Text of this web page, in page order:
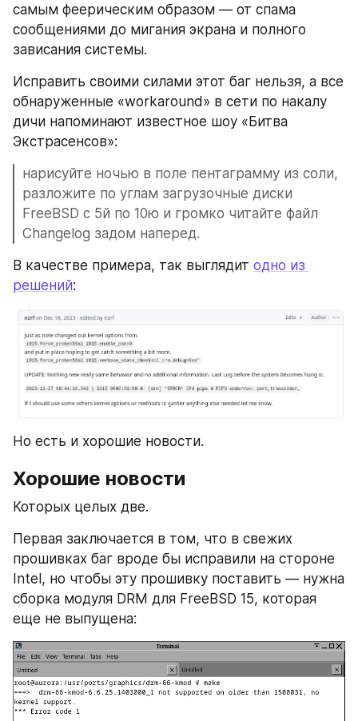
самым феерическим образом — от спама
сообщениями до мигания экрана и полного
зависания системы.
Исправить своими силами этот баг нельзя, а все
обнаруженные «workaround» в сети по накалу
дичи напоминают известное шоу «Битва
Экстрасенсов»:
нарисуйте ночью в поле пентаграмму из соли,
разложите по углам загрузочные диски
FreeBSD с 5й по 10ю и громко читайте файл
Changelog задом наперед.
В качестве примера, так выглядит одно из
решений:
Но есть и хорошие новости.
Хорошие новости
Которых целых две.
Первая заключается в том, что в свежих
прошивках баг вроде бы исправили на стороне
Intel, но чтобы эту прошивку поставить — нужна
сборка модуля DRM для FreeBSD 15, которая
еще не выпущена: